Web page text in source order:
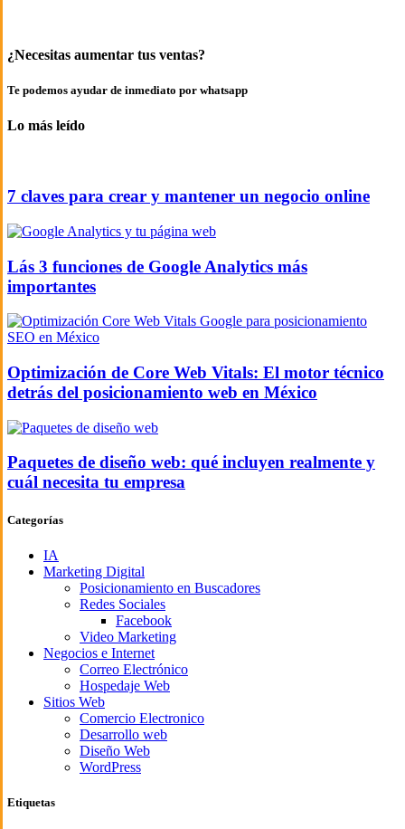
¿Necesitas aumentar tus ventas?
Te podemos ayudar de inmediato por whatsapp
Lo más leído
7 claves para crear y mantener un negocio online
Lás 3 funciones de Google Analytics más
importantes
Optimización de Core Web Vitals: El motor técnico
detrás del posicionamiento web en México
Paquetes de diseño web: qué incluyen realmente y
cuál necesita tu empresa
Categorías
IA
Marketing Digital
Posicionamiento en Buscadores
Redes Sociales
Facebook
Video Marketing
Negocios e Internet
Correo Electrónico
Hospedaje Web
Sitios Web
Comercio Electronico
Desarrollo web
Diseño Web
WordPress
Etiquetas